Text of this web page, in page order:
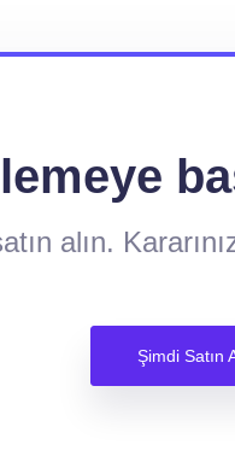
alın.
Şimdi Satın